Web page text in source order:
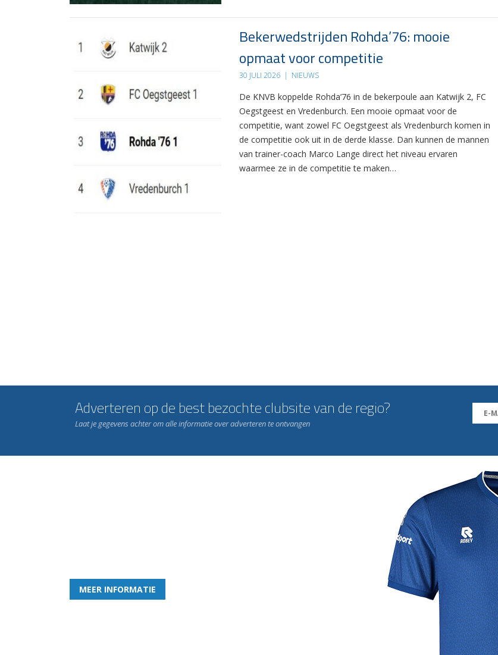
Bekerwedstrijden Rohda’76: mooie
opmaat voor competitie
30 JULI 2026 | NIEUWS
De KNVB koppelde Rohda’76 in de bekerpoule aan Katwijk 2, FC
Oegstgeest en Vredenburch. Een mooie opmaat voor de
competitie, want zowel FC Oegstgeest als Vredenburch komen in
de competitie ook uit in de derde klasse. Dan kunnen de mannen
van trainer-coach Marco Lange direct het niveau ervaren
waarmee ze in de competitie te maken…
Adverteren op de best bezochte clubsite van de regio?
Laat je gegevens achter om alle informatie over adverteren te ontvangen
MEER INFORMATIE